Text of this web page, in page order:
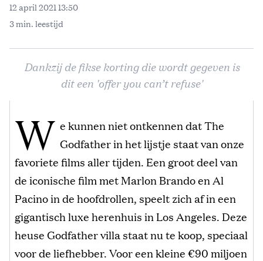
12 april 2021 13:50
3 min. leestijd
Dankzij de fikse korting die wordt gegeven is
dit een 'offer you can’t refuse'
W e kunnen niet ontkennen dat The
Godfather in het lijstje staat van onze
favoriete films aller tijden. Een groot deel van
de iconische film met Marlon Brando en Al
Pacino in de hoofdrollen, speelt zich af in een
gigantisch luxe herenhuis in Los Angeles. Deze
heuse Godfather villa staat nu te koop, speciaal
voor de liefhebber. Voor een kleine €90 miljoen